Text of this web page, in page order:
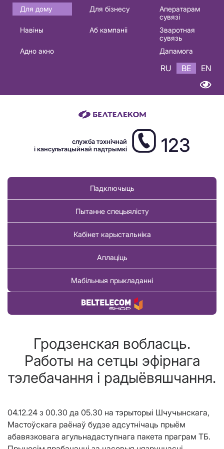
Основная
навигация
Для дому Для бізнесу
Аператарам
сувязі
Навіны
Аб кампаніі
Зваротная
сувязь
Адно акно
Дапамога
RU BE EN
служба тэхнічнай
і кансультацыйнай падтрымкі
123
Падключыць
Пытанне спецыялісту
Кабінет карыстальніка
Аплаціць
Мабільныя прыкладанні
Купіць тавар
Гродзенская вобласць.
Работы на сетцы эфірнага
тэлебачання і радыёвяшчання.
04.12.24 з 00.30 да 05.30 на тэрыторыi Шчучынскага,
Мастоўскага раёнаў будзе адсутнічаць прыём
абавязковага агульнадаступнага пакета праграм ТБ.